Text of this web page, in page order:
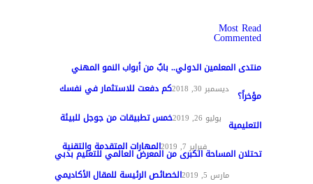
Most Read
Commented
منتدى المعلمين الدولي.. بابٌ من أبواب النمو المهني
تغطيات ديسمبر 30, 2018 كم دفعت للاستثمار في نفسك مؤخراً؟
مواد عامة يوليو 26, 2019 خمس تطبيقات من جوجل للبيئة التعليمية
تقنيات التعليم فبراير 7, 2019 المهارات المتقدمة والتقنية
تحتلان المساحة الكبرى من المعرض العالمي للتعليم بدبي
مارس 5, 2019 الخصائص الرئيسة للمقال الأكاديمي